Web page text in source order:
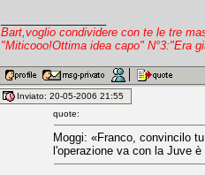
Bart,voglio condividere con te le tre
"Miticooo!Ottima idea capo" N°3:"Era
Inviato: 20-05-2006 21:55
quote:
Moggi: «Franco, convincilo
l'operazione va con la Juve